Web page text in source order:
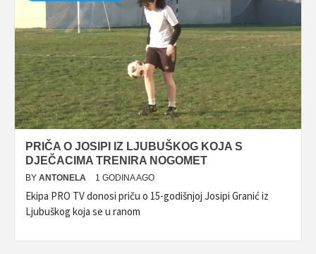
PRIČA O JOSIPI IZ LJUBUŠKOG KOJA S
DJEČACIMA TRENIRA NOGOMET
BY ANTONELA 1 GODINA AGO
Ekipa PRO TV donosi priču o 15-godišnjoj Josipi Granić iz
Ljubuškog koja se u ranom